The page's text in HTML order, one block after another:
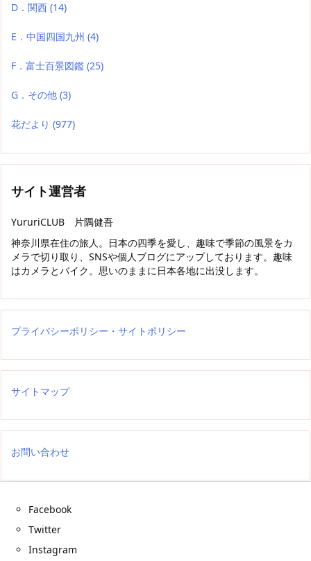
D．関西 (14)
E．中国四国九州 (4)
F．富士百景図鑑 (25)
G．その他 (3)
花だより (977)
サイト運営者
YururiCLUB 片隅健吾
神奈川県在住の旅人。日本の四季を愛し、趣味で季節の風景をカ
メラで切り取り、SNSや個人ブログにアップしております。趣味
はカメラとバイク。思いのままに日本各地に出没します。
プライバシーポリシー・サイトポリシー
サイトマップ
お問い合わせ
Facebook
Twitter
Instagram